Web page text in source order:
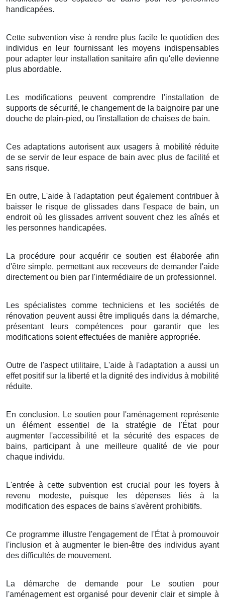
handicapées.
Cette subvention vise à rendre plus facile le quotidien des
individus en leur fournissant les moyens indispensables
pour adapter leur installation sanitaire afin qu'elle devienne
plus abordable.
Les modifications peuvent comprendre l'installation de
supports de sécurité, le changement de la baignoire par une
douche de plain-pied, ou l'installation de chaises de bain.
Ces adaptations autorisent aux usagers à mobilité réduite
de se servir de leur espace de bain avec plus de facilité et
sans risque.
En outre, L'aide à l'adaptation peut également contribuer à
baisser le risque de glissades dans l'espace de bain, un
endroit où les glissades arrivent souvent chez les aînés et
les personnes handicapées.
La procédure pour acquérir ce soutien est élaborée afin
d'être simple, permettant aux receveurs de demander l'aide
directement ou bien par l'intermédiaire de un professionnel.
Les spécialistes comme techniciens et les sociétés de
rénovation peuvent aussi être impliqués dans la démarche,
présentant leurs compétences pour garantir que les
modifications soient effectuées de manière appropriée.
Outre de l'aspect utilitaire, L'aide à l'adaptation a aussi un
effet positif sur la liberté et la dignité des individus à mobilité
réduite.
En conclusion, Le soutien pour l'aménagement représente
un élément essentiel de la stratégie de l'État pour
augmenter l'accessibilité et la sécurité des espaces de
bains, participant à une meilleure qualité de vie pour
chaque individu.
L'entrée à cette subvention est crucial pour les foyers à
revenu modeste, puisque les dépenses liés à la
modification des espaces de bains s'avèrent prohibitifs.
Ce programme illustre l'engagement de l'État à promouvoir
l'inclusion et à augmenter le bien-être des individus ayant
des difficultés de mouvement.
La démarche de demande pour Le soutien pour
l'aménagement est organisé pour devenir clair et simple à